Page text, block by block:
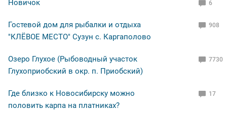
Новичок 6
Гостевой дом для рыбалки и отдыха
"КЛЁВОЕ МЕСТО" Сузун с. Каргаполово
908
Озеро Глухое (Рыбоводный участок
Глухоприобский в окр. п. Приобский)
7730
Где близко к Новосибирску можно
половить карпа на платниках?
17